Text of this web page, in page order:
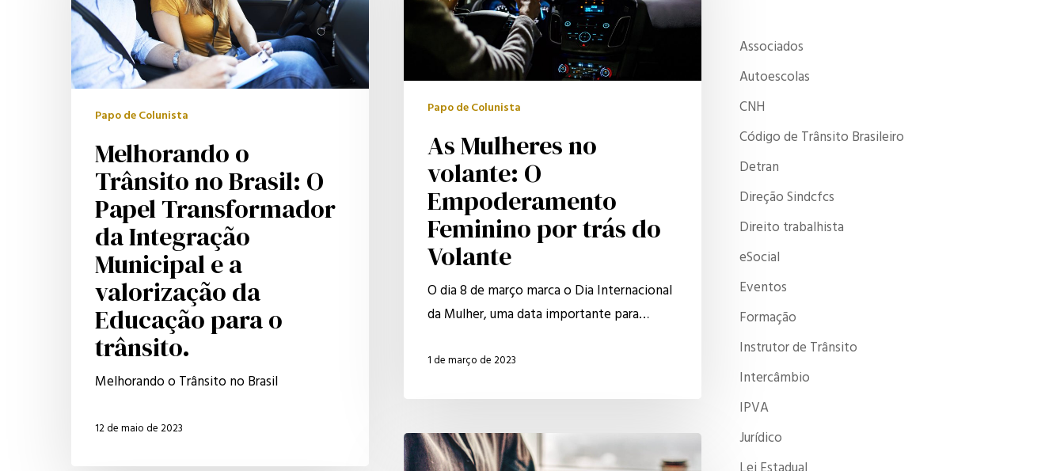
Hit enter to search or ESC to close
Brasil:
O
Papel
Transformador
Integração
Municipal
valorização
Educação
trânsito.
Papo de Colunista
Melhorando o
Trânsito no Brasil: O
Papel Transformador
da Integração
Municipal e a
valorização da
Educação para o
trânsito.
Melhorando o Trânsito no Brasil
12 de maio de 2023
Empoderamento
Volante
Papo de Colunista
As Mulheres no
volante: O
Empoderamento
Feminino por trás do
Volante
O dia 8 de março marca o Dia Internacional
da Mulher, uma data importante para…
1 de março de 2023
A
Associados
Autoescolas
CNH
Código de Trânsito Brasileiro
Detran
Direção Sindcfcs
Direito trabalhista
eSocial
Eventos
Formação
Instrutor de Trânsito
Intercâmbio
IPVA
Jurídico